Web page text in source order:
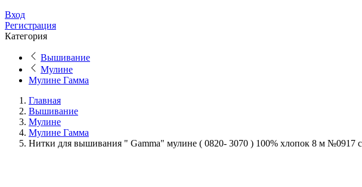
Вход
Регистрация
Категория
Вышивание
Мулине
Мулине Гамма
Главная
Вышивание
Мулине
Мулине Гамма
Нитки для вышивания " Gamma" мулине ( 0820- 3070 ) 100% хлопок 8 м №0917